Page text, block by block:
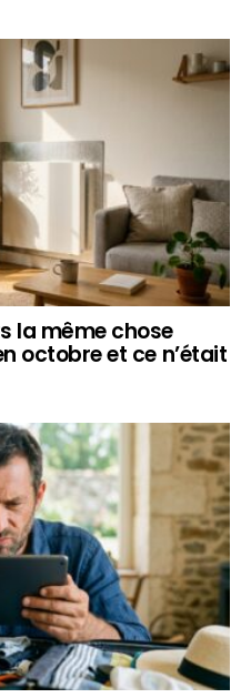
la même chose
octobre et ce n’était